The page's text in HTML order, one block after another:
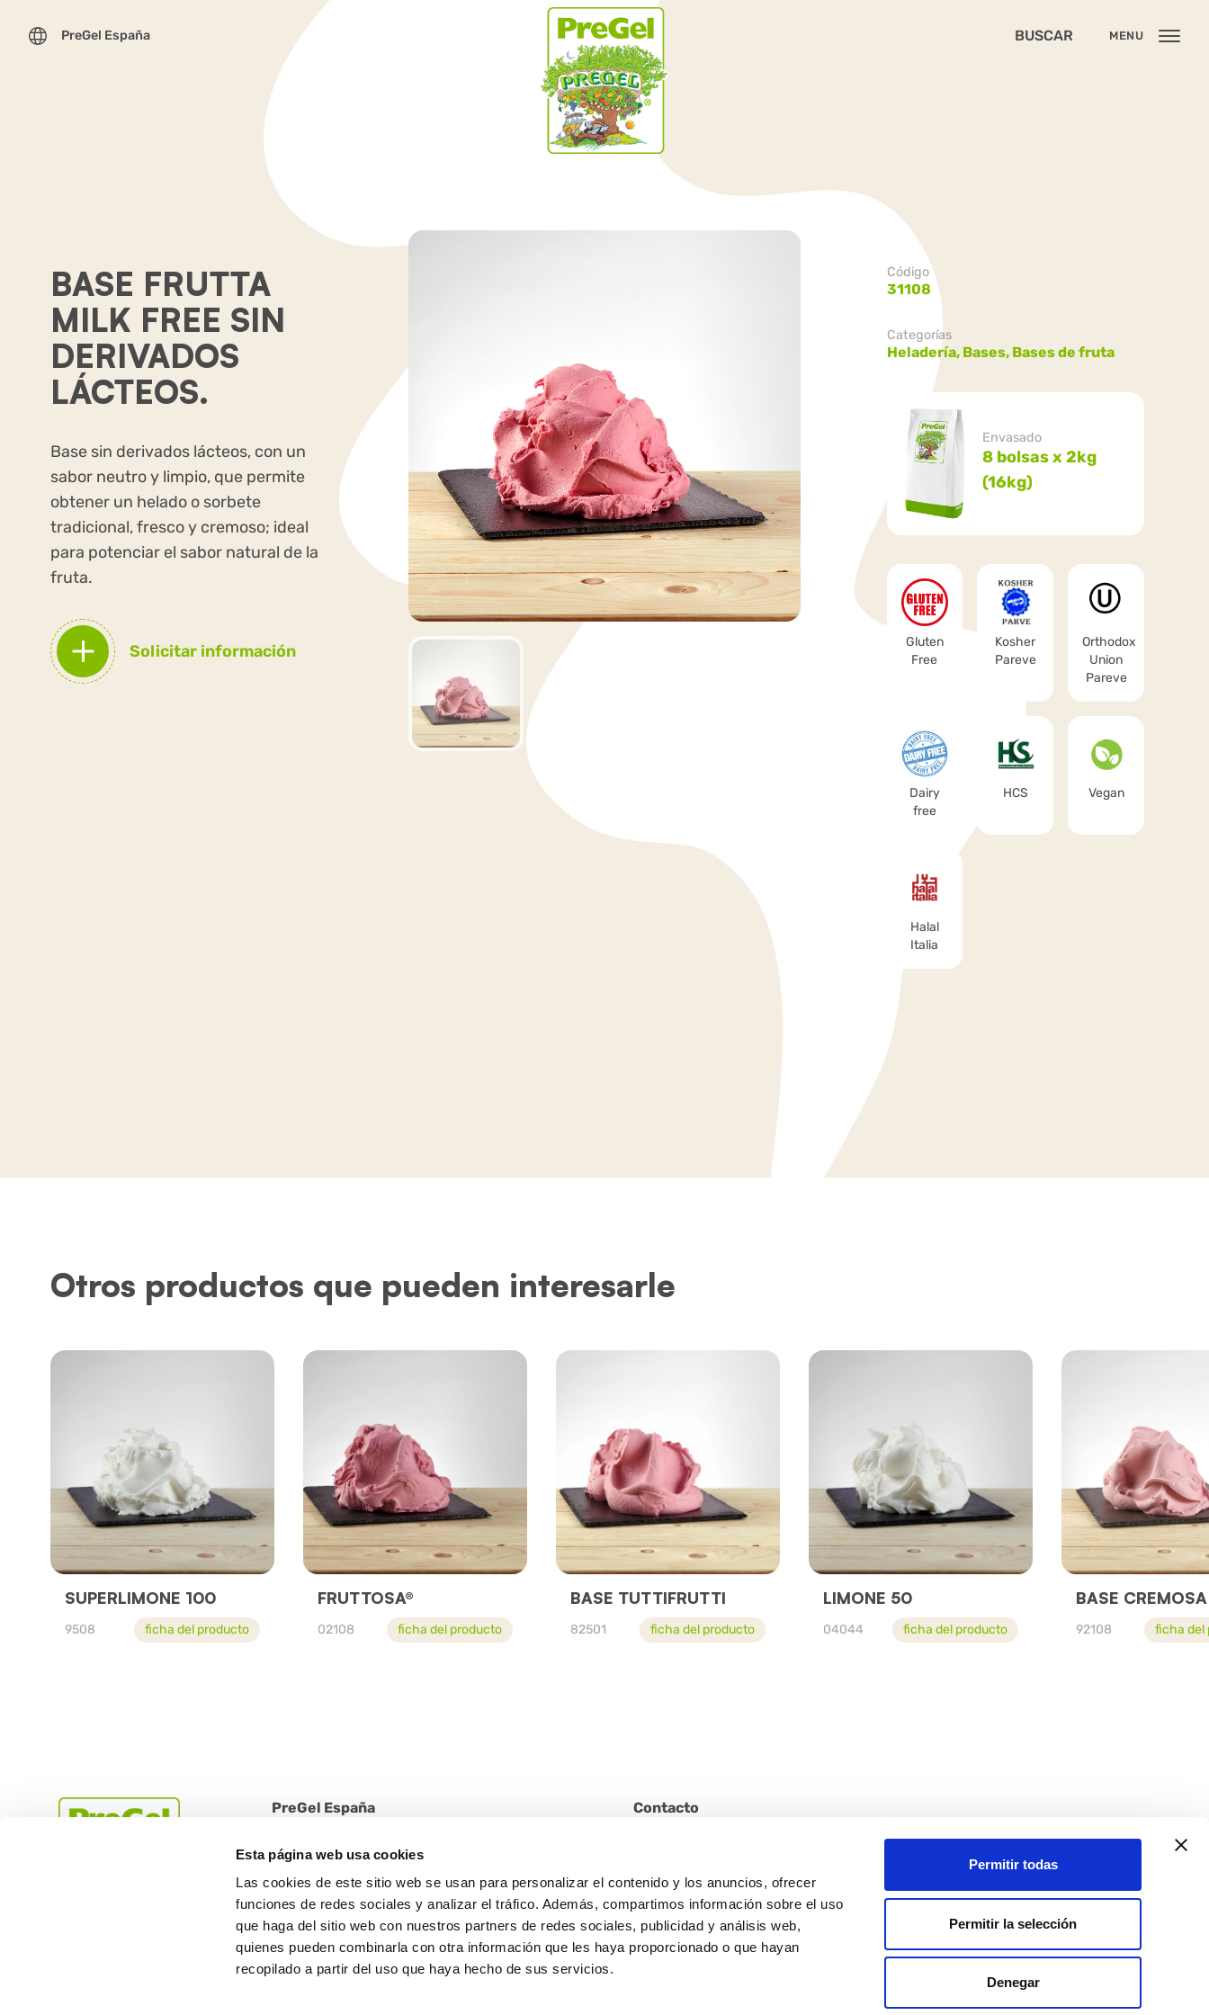
Esta página web usa cookies
Las cookies de este sitio web se usan para personalizar el contenido y los anuncios, ofrecer
funciones de redes sociales y analizar el tráfico. Además, compartimos información sobre el uso
que haga del sitio web con nuestros partners de redes sociales, publicidad y análisis web,
quienes pueden combinarla con otra información que les haya proporcionado o que hayan
recopilado a partir del uso que haya hecho de sus servicios.
Permitir todas
Permitir la selección
Denegar
PreGel España BUSCAR MENU
BASE FRUTTA
MILK FREE SIN
DERIVADOS
LÁCTEOS.
Base sin derivados lácteos, con un
sabor neutro y limpio, que permite
obtener un helado o sorbete
tradicional, fresco y cremoso; ideal
para potenciar el sabor natural de la
fruta.
Solicitar información
Código
31108
Categorías
Heladería, Bases, Bases de fruta
Envasado
8 bolsas x 2kg
(16kg)
Gluten
Free
Kosher
Pareve
Orthodox
Union
Pareve
Dairy
free
HCS Vegan
Halal
Italia
Otros productos que pueden interesarle
SUPERLIMONE 100
9508 ficha del producto
FRUTTOSA®
02108 ficha del producto
BASE TUTTIFRUTTI
82501 ficha del producto
LIMONE 50
04044 ficha del producto
BASE
92108 ficha del
PreGel España
Terrassa (08223 Barcelona)
nave D (Polígono industrial Park del Vallés)
Tel. +34 9381333 92
Contacto
informes o curiosidades.
CONTACTO